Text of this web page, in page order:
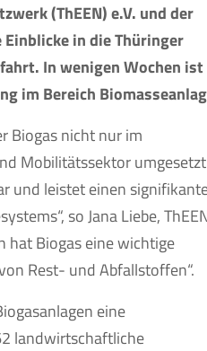
(ThEEN) e.V. und der
Einblicke in die Thüringer
In wenigen Wochen
im Bereich
Biogas nicht nur im
Mobilitätssektor
und leistet einen
so Jana Liebe,
hat Biogas eine wichtige
Rest- und Abfallstoffen“.
eine
landwirtschaftliche